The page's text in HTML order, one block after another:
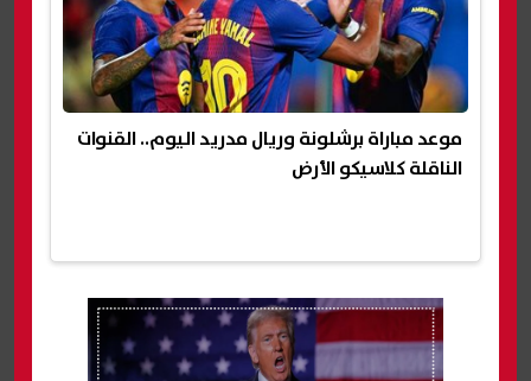
موعد مباراة برشلونة وريال مدريد اليوم.. القنوات
الناقلة كلاسيكو الأرض